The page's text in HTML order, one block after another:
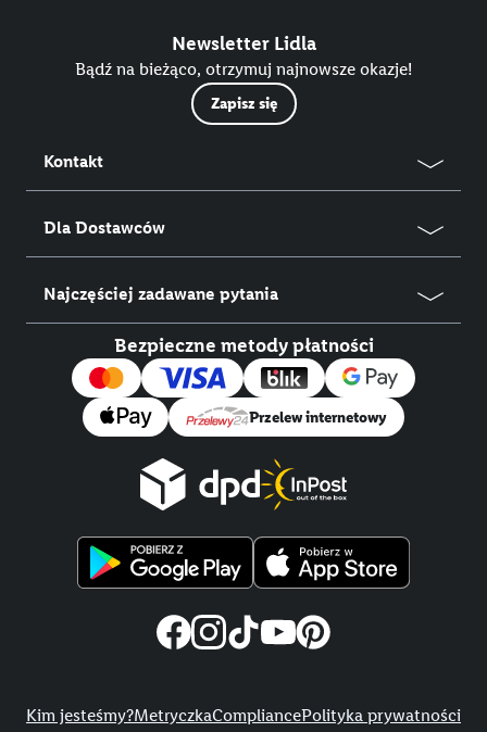
Newsletter Lidla
Bądź na bieżąco, otrzymuj najnowsze okazje!
Zapisz się
Kontakt
Dla Dostawców
Najczęściej zadawane pytania
Bezpieczne metody płatności
Przelew internetowy
Kim jesteśmy?MetryczkaCompliancePolityka prywatności